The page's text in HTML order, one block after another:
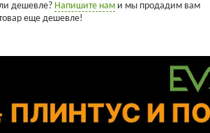
дешевле? Напишите нам и мы продадим вам
товар еще дешевле!